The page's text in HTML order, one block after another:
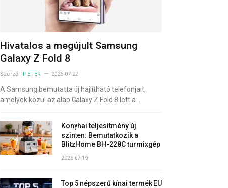
Hivatalos a megújult Samsung
Galaxy Z Fold 8
Szerző: PÉTER 2026-07-22
A Samsung bemutatta új hajlítható telefonjait,
amelyek közül az alap Galaxy Z Fold 8 lett a…
Konyhai teljesítmény új
szinten: Bemutatkozik a
BlitzHome BH-228C turmixgép
2026-07-19
Top 5 népszerű kínai termék EU